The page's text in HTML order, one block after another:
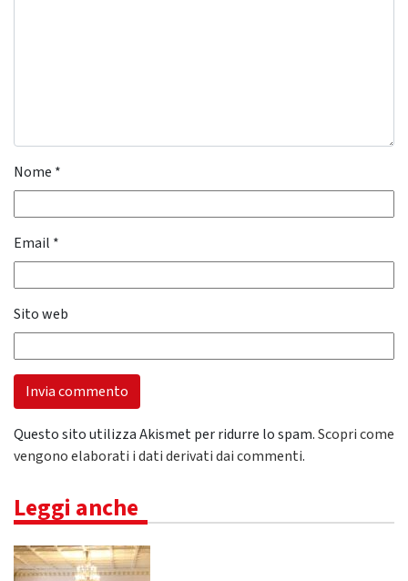
Nome *
Email *
Sito web
Questo sito utilizza Akismet per ridurre lo spam.Scopri come
vengono elaborati i dati derivati dai commenti.
Leggi anche